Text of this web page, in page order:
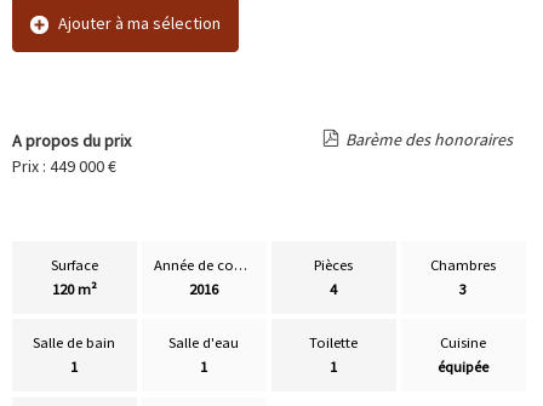
Ajouter à ma sélection
A propos du prix
Barème des honoraires
Prix : 449 000 €
Surface
120 m²
Année de construction
2016
Pièces
4
Chambres
3
Salle de bain
1
Salle d'eau
1
Toilette
1
Cuisine
équipée